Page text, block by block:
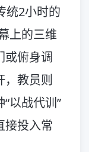
统2小时的
上的三维
或俯身调
教员则
以战代训”
接投入常